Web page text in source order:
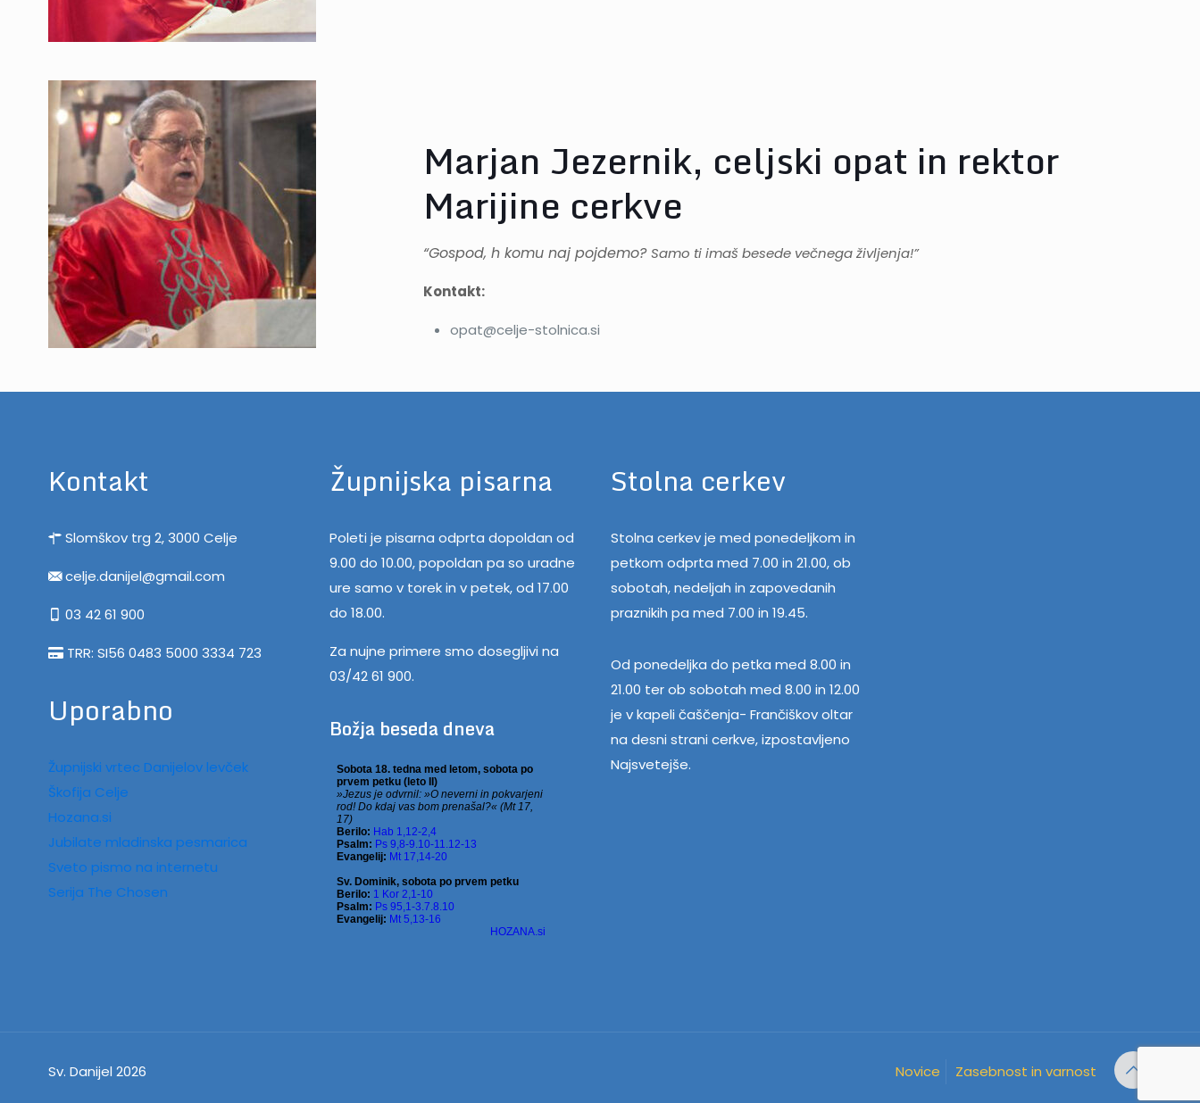
Marjan Jezernik, celjski opat in rektor
Marijine cerkve
“Gospod, h komu naj pojdemo?Samo ti imaš besede večnega življenja!”
Kontakt:
opat@celje-stolnica.si
Kontakt
Slomškov trg 2, 3000 Celje
celje.danijel@gmail.com
03 42 61 900
TRR: SI56 0483 5000 3334 723
Uporabno
Župnijski vrtec Danijelov levček
Škofija Celje
Hozana.si
Jubilate mladinska pesmarica
Sveto pismo na internetu
Serija The Chosen
Župnijska pisarna
Poleti je pisarna odprta dopoldan od
9.00 do 10.00, popoldan pa so uradne
ure samo v torek in v petek, od 17.00
do 18.00.
Za nujne primere smo dosegljivi na
03/42 61 900.
Božja beseda dneva
Stolna cerkev
Stolna cerkev je med ponedeljkom in
petkom odprta med 7.00 in 21.00, ob
sobotah, nedeljah in zapovedanih
praznikih pa med 7.00 in 19.45.
Od ponedeljka do petka med 8.00 in
21.00 ter ob sobotah med 8.00 in 12.00
je v kapeli čaščenja- Frančiškov oltar
na desni strani cerkve, izpostavljeno
Najsvetejše.
Sv. Danijel 2026 Novice Zasebnost in varnost